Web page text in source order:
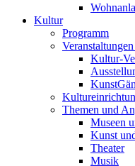
Kultur
Programm
Kultur-
Themen und
Museen
Kunst
Theater
Musik